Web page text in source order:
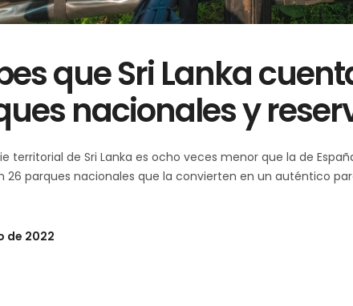
que Sri Lanka
nacionales y
territorial de Sri Lanka es ocho veces menor que la de
26 parques nacionales que la convierten en un auténtico
de 2022